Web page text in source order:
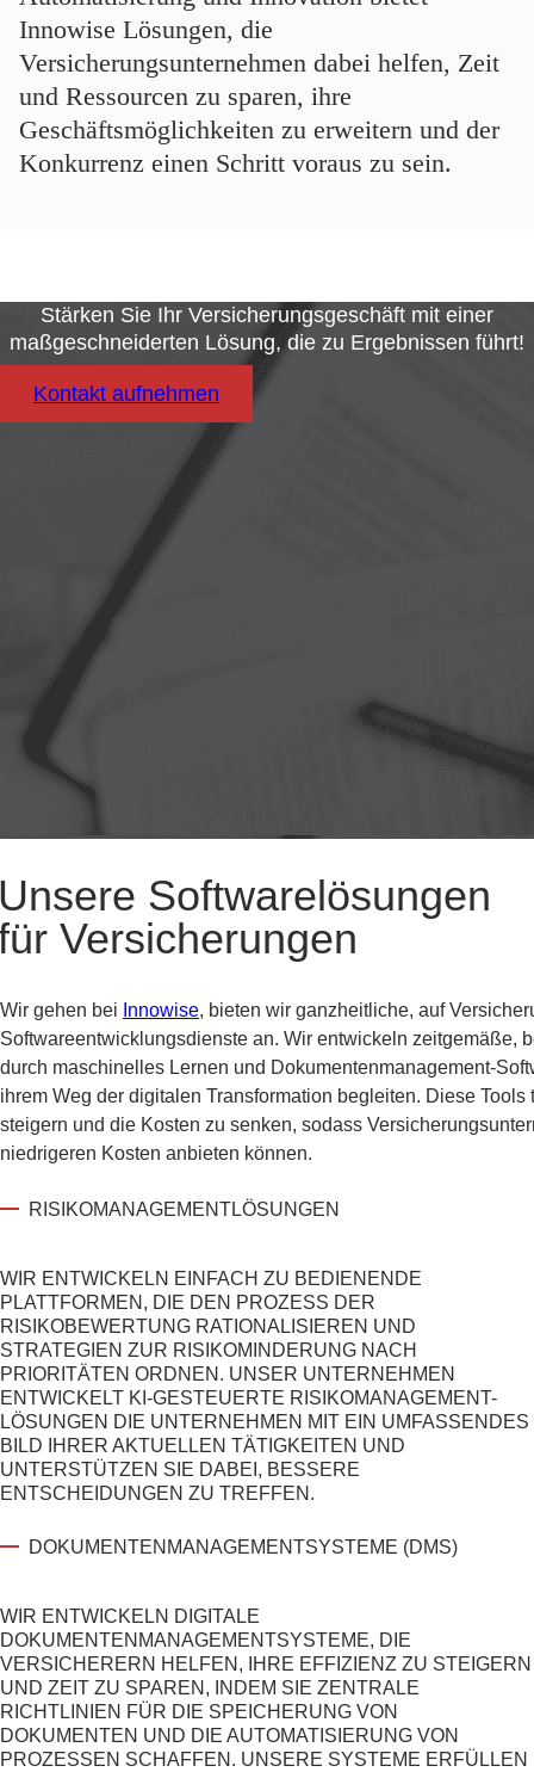
Innowise Lösungen, die
Versicherungsunternehmen dabei helfen, Zeit
und Ressourcen zu sparen, ihre
Geschäftsmöglichkeiten zu erweitern und der
Konkurrenz einen Schritt voraus zu sein.
Stärken Sie Ihr Versicherungsgeschäft mit einer
maßgeschneiderten Lösung, die zu Ergebnissen führt!
Kontakt aufnehmen
Softwarelösungen
Versicherungen
Wir gehen bei Innowise, bieten wir ganzheitliche, auf
Softwareentwicklungsdienste an. Wir entwickeln zeitgemäße,
durch maschinelles Lernen und Dokumentenmanagement-
ihrem Weg der digitalen Transformation begleiten. Diese
steigern und die Kosten zu senken, sodass
niedrigeren Kosten anbieten können.
RISIKOMANAGEMENTLÖSUNGEN
WIR ENTWICKELN EINFACH ZU BEDIENENDE
PLATTFORMEN, DIE DEN PROZESS DER
RISIKOBEWERTUNG RATIONALISIEREN UND
STRATEGIEN ZUR RISIKOMINDERUNG NACH
PRIORITÄTEN ORDNEN. UNSER UNTERNEHMEN
ENTWICKELT KI-GESTEUERTE RISIKOMANAGEMENT-
LÖSUNGEN DIE UNTERNEHMEN MIT EIN UMFASSENDES
BILD IHRER AKTUELLEN TÄTIGKEITEN UND
UNTERSTÜTZEN SIE DABEI, BESSERE
ENTSCHEIDUNGEN ZU TREFFEN.
DOKUMENTENMANAGEMENTSYSTEME (DMS)
WIR ENTWICKELN DIGITALE
DOKUMENTENMANAGEMENTSYSTEME, DIE
VERSICHERERN HELFEN, IHRE EFFIZIENZ ZU STEIGERN
UND ZEIT ZU SPAREN, INDEM SIE ZENTRALE
RICHTLINIEN FÜR DIE SPEICHERUNG VON
DOKUMENTEN UND DIE AUTOMATISIERUNG VON
PROZESSEN SCHAFFEN. UNSERE SYSTEME ERFÜLLEN